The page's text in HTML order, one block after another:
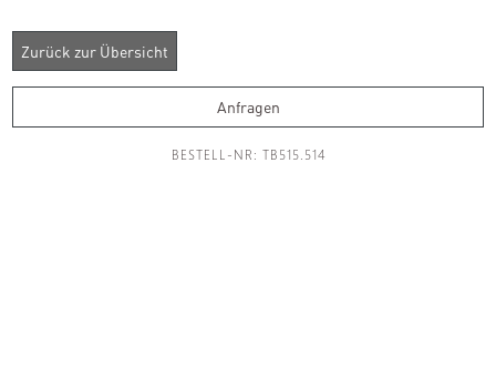
Duscharmaturen
Duschen
Anfragen
BESTELL-NR: TB515.514